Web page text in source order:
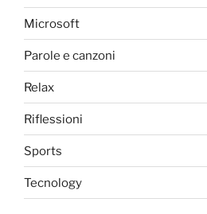
Microsoft
Parole e canzoni
Relax
Riflessioni
Sports
Tecnology